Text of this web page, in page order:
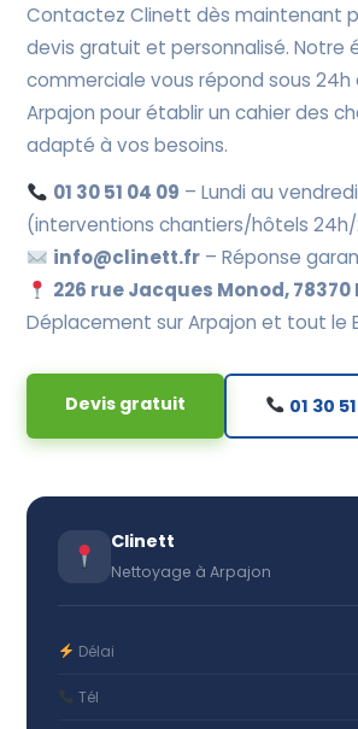
Contactez Clinett dès maintenant
devis gratuit et personnalisé. Notre
commerciale vous répond sous
Arpajon pour établir un cahier des
adapté à vos besoins.
01 30 51 04 09 – Lundi au
(interventions chantiers/hôtels
info@clinett.fr– Réponse
226 rue Jacques Monod,
Déplacement sur Arpajon et tout le
Devis gratuit 01 30
Clinett
Nettoyage à Arpajon
Délai
Tél